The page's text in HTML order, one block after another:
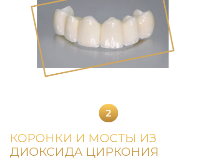
2
КОРОНКИ И МОСТЫ ИЗ
ДИОКСИДА ЦИРКОНИЯ